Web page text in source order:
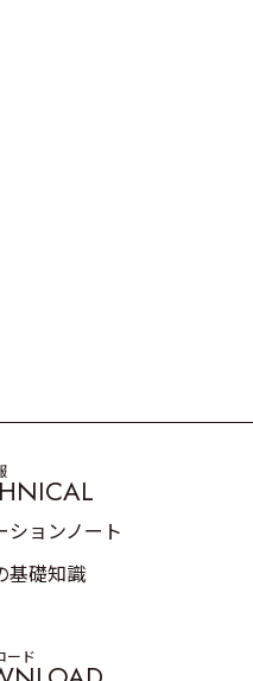
ションノート
基礎知識
ード